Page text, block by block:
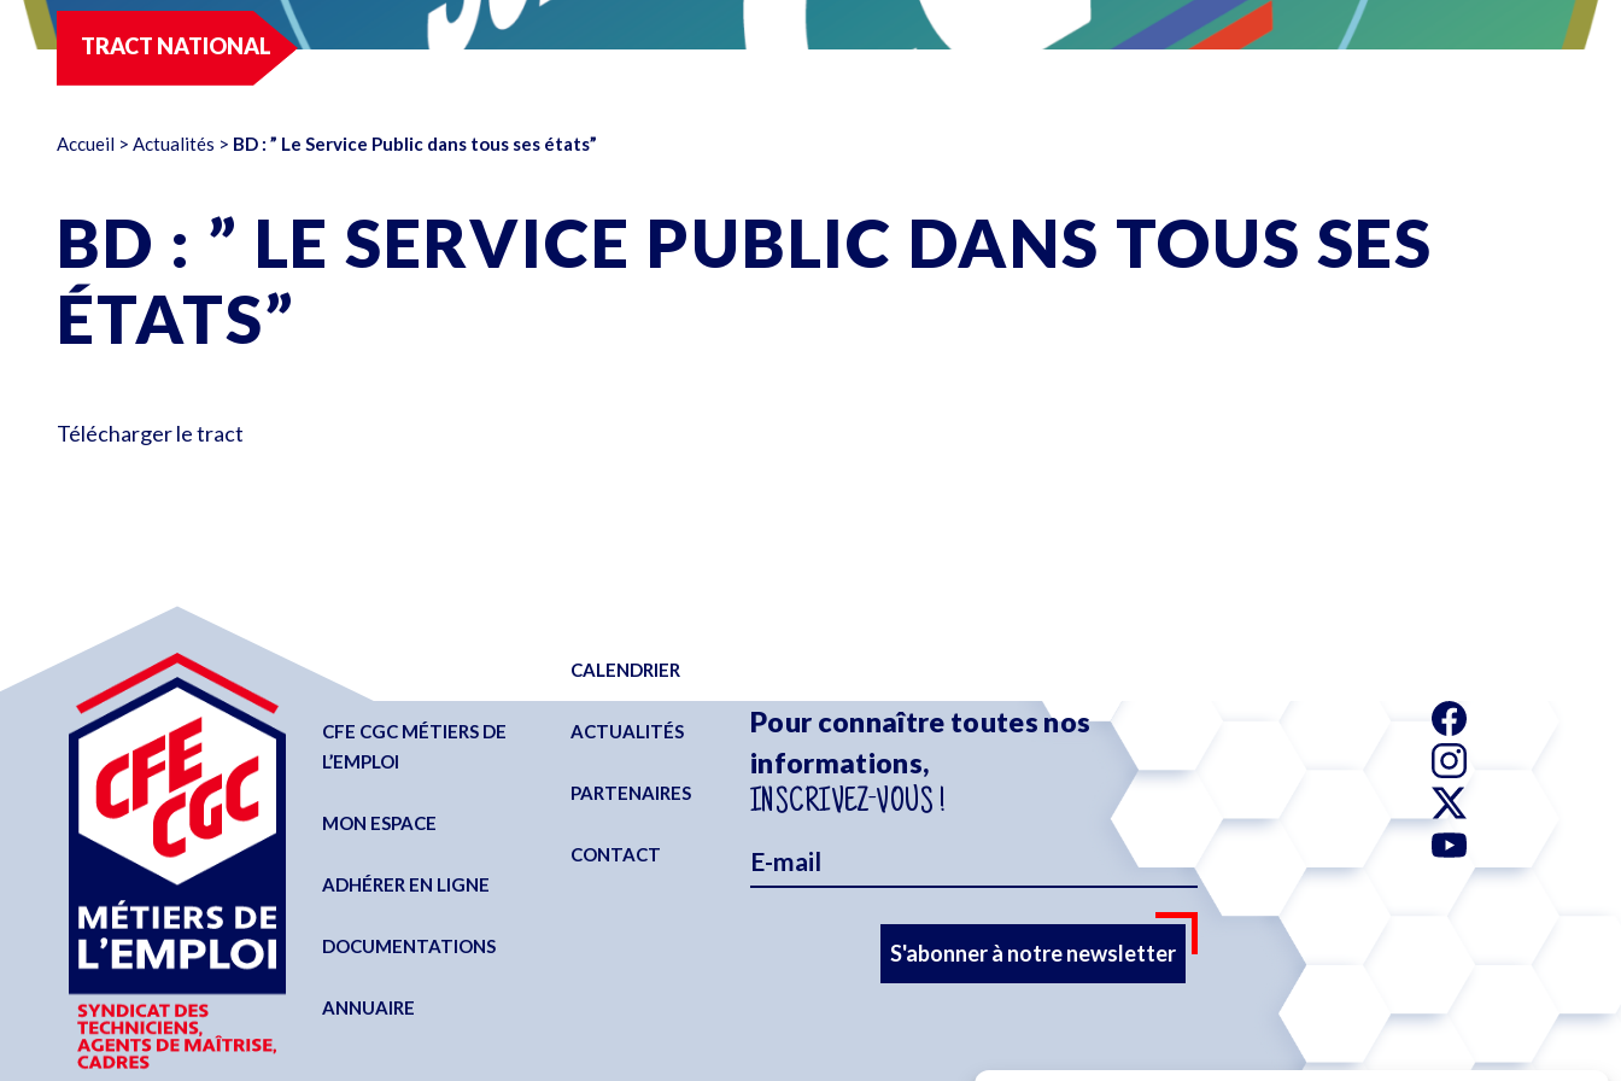
TRACT NATIONAL
Accueil > Actualités > BD : ” Le Service Public dans tous ses états”
BD : ” LE SERVICE PUBLIC DANS TOUS SES
ÉTATS”
Télécharger le tract
CFE CGC MÉTIERS DE
L’EMPLOI
MON ESPACE
ADHÉRER EN LIGNE
DOCUMENTATIONS
ANNUAIRE
CALENDRIER
ACTUALITÉS
PARTENAIRES
CONTACT
Pour connaître toutes nos
informations,
INSCRIVEZ-VOUS !
S'abonner à notre newsletter